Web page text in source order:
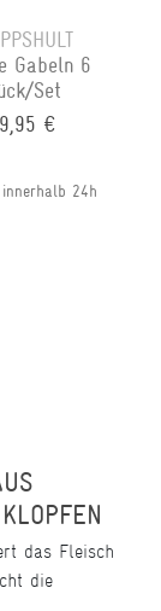
Gabeln 6
Set
€
24h
das Fleisch
die